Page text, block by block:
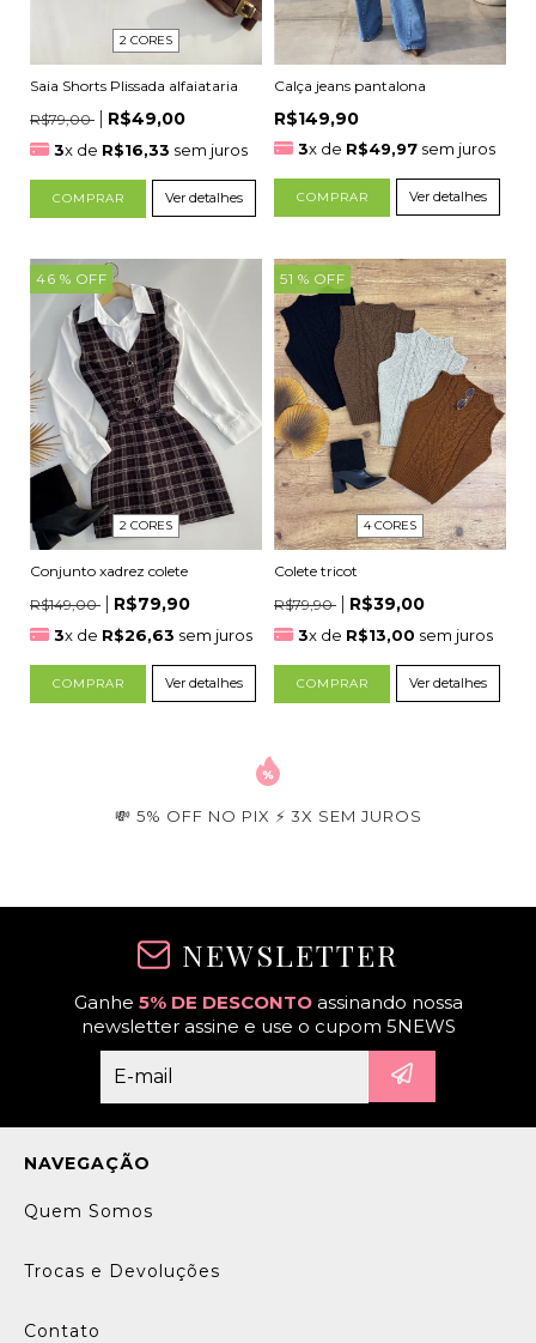
2 CORES
Saia Shorts Plissada alfaiataria
R$79,00
R$49,00
3x de R$16,33 sem juros
COMPRAR Ver detalhes
Calça jeans pantalona
R$149,90
3x de R$49,97 sem juros
COMPRAR Ver detalhes
46 % OFF
2 CORES
Conjunto xadrez colete
R$149,00
R$79,90
3x de R$26,63 sem juros
COMPRAR Ver detalhes
51 % OFF
4 CORES
Colete tricot
R$79,90
R$39,00
3x de R$13,00 sem juros
COMPRAR Ver detalhes
💸 5% OFF NO PIX ⚡ 3X SEM JUROS
NEWSLETTER
Ganhe 5% DE DESCONTOassinando nossa
newsletter assine e use o cupom 5NEWS
NAVEGAÇÃO
Quem Somos
Trocas e Devoluções
Contato